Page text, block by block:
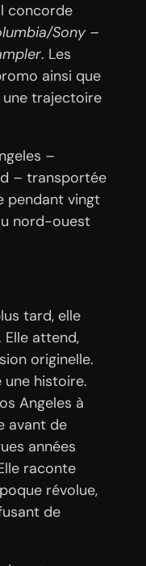
concorde
Sony –
. Les
ainsi que
une trajectoire
–
– transportée
pendant vingt
nord-ouest
tard, elle
attend,
originelle.
une histoire.
Angeles à
avant de
années
raconte
révolue,
de